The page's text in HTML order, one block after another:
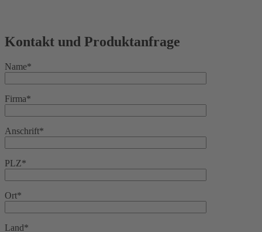
Kontakt und Produktanfrage
Name*
Firma*
Anschrift*
PLZ*
Ort*
Land*